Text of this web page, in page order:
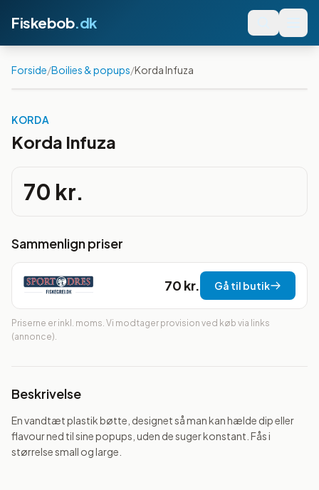
Fiskebob.dk
Forside/Boilies & popups/Korda Infuza
KORDA
Korda Infuza
70 kr.
Sammenlign priser
70 kr. Gå til butik
Priserne er inkl. moms. Vi modtager provision ved køb via links
(annonce).
Beskrivelse
En vandtæt plastik bøtte, designet så man kan hælde dip eller
flavour ned til sine popups, uden de suger konstant. Fås i
størrelse small og large.